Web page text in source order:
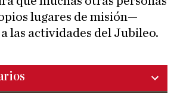
lugares de misión—
las actividades del Jubileo.